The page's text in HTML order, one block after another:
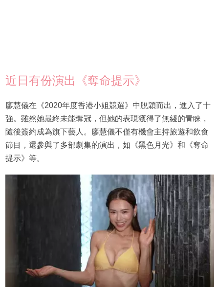
近日有份演出《奪命提示》
廖慧儀在《2020年度香港小姐競選》中脫穎而出，進入了十
強。雖然她最終未能奪冠，但她的表現獲得了無綫的青睞，
隨後簽約成為旗下藝人。廖慧儀不僅有機會主持旅遊和飲食
節目，還參與了多部劇集的演出，如《黑色月光》和《奪命
提示》等。